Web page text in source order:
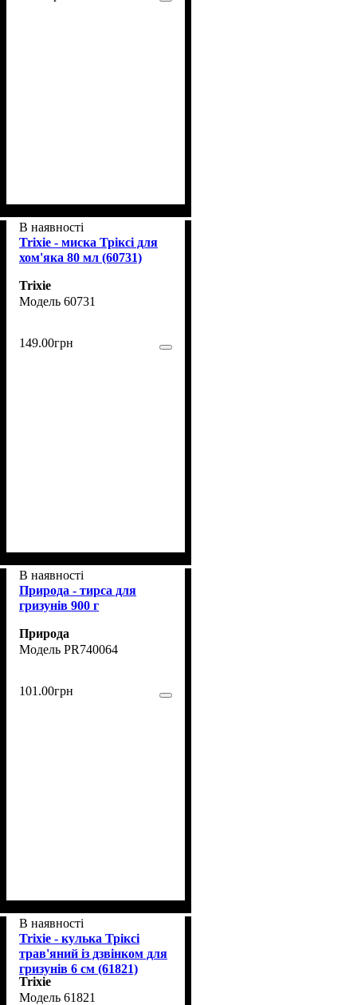
В наявності
Trixie - миска Тріксі для
хом'яка 80 мл (60731)
Trixie
60731
149.00грн
В наявності
Природа - тирса для
гризунів 900 г
Природа
PR740064
101 .00грн
В наявності
Trixie - кулька Тріксі
трав'яний із дзвінком для
гризунів 6 см (61821)
Trixie
61821